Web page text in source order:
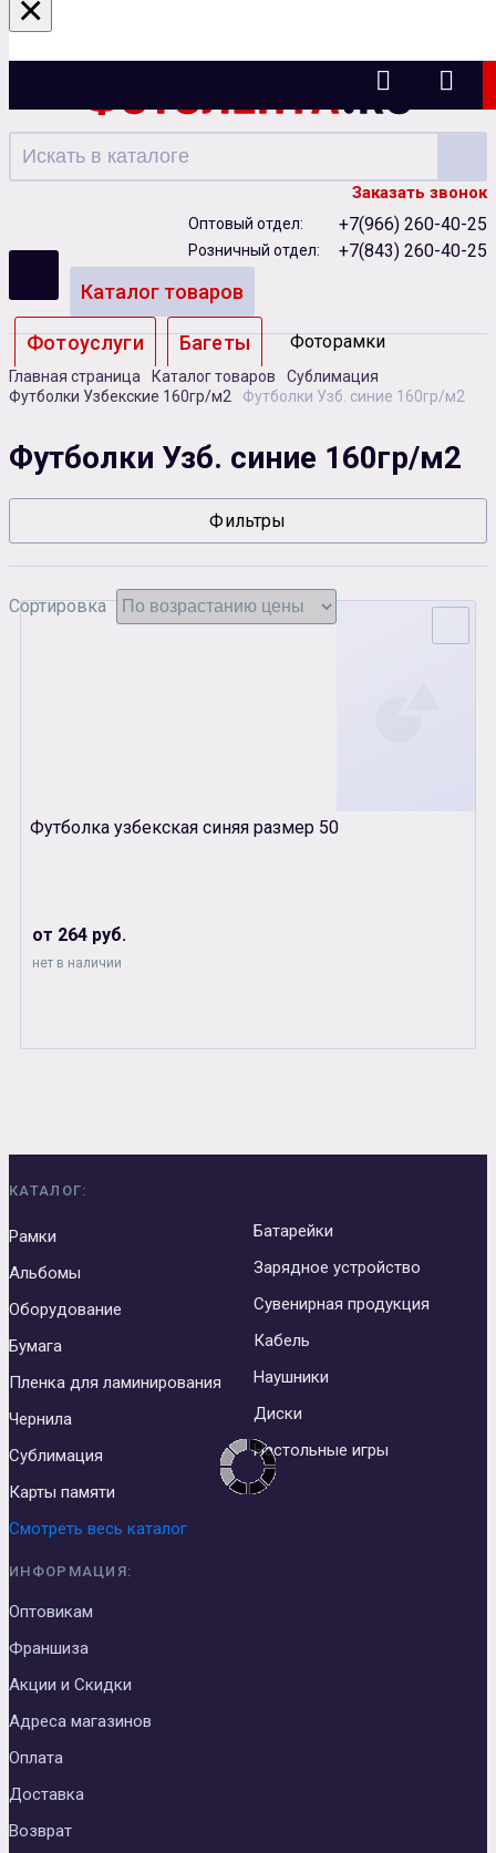
Казань
Заказать звонок
Оптовый отдел: +7(966) 260-40-25
Розничный отдел: +7(843) 260-40-25
Каталог товаров
Фотоуслуги Багеты Фоторамки
Альбомы
Бумага Чернила Карты памяти
Сувенирная продукция Зарядные устройства
Аксессуары
Главная страница Каталог товаров
Сублимация
Футболки Узбекские 160гр/м2
Футболки Узб. синие 160гр/м2
Футболки Узб. синие 160гр/м2
Фильтры
Сортировка
Футболка узбекская синяя размер 50
от 264 руб.
нет в наличии
КАТАЛОГ:
Рамки
Альбомы
Оборудование
Бумага
Пленка для ламинирования
Чернила
Сублимация
Карты памяти
Батарейки
Зарядное устройство
Сувенирная продукция
Кабель
Наушники
Диски
Настольные игры
Смотреть весь каталог
ИНФОРМАЦИЯ:
Оптовикам
Франшиза
Акции и Скидки
Адреса магазинов
Оплата
Доставка
Возврат
×